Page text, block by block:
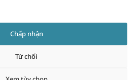
Chấp nhận
Từ chối
Vietnamese
mới)
trong
cửa
sổ
mới)
trong
cửa
sổ
mới)
trong
sổ